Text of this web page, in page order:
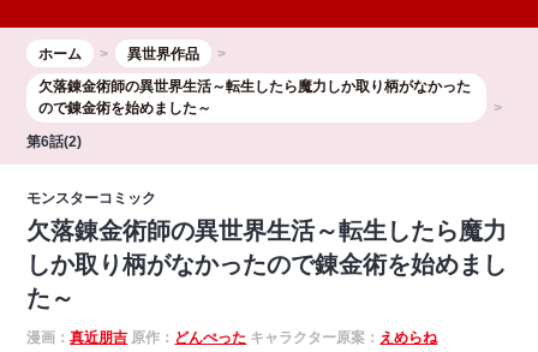
ホーム
異世界作品
欠落錬金術師の異世界生活～転生したら魔力しか取り柄がなかった
ので錬金術を始めました～
第6話(2)
モンスターコミック
欠落錬金術師の異世界生活～転生したら魔力
しか取り柄がなかったので錬金術を始めまし
た～
漫画：真近朋吉 原作： どんぺった キャラクター原案： えめらね